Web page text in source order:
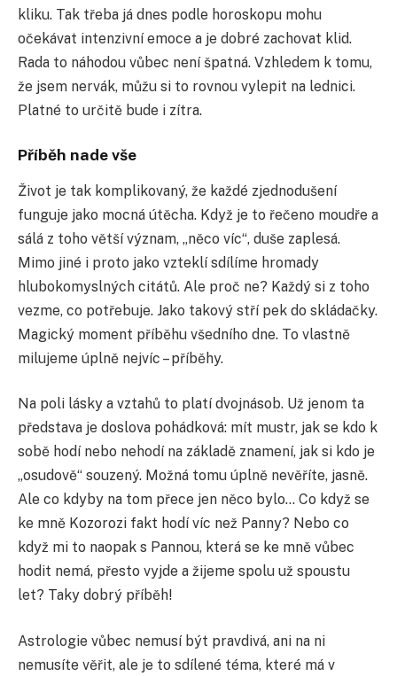
kliku. Tak třeba já dnes podle horoskopu mohu
očekávat intenzivní emoce a je dobré zachovat klid.
Rada to náhodou vůbec není špatná. Vzhledem k tomu,
že jsem nervák, můžu si to rovnou vylepit na lednici.
Platné to určitě bude i zítra.
Příběh nade vše
Život je tak komplikovaný, že každé zjednodušení
funguje jako mocná útěcha. Když je to řečeno moudře a
sálá z toho větší význam, „něco víc“, duše zaplesá.
Mimo jiné i proto jako vzteklí sdílíme hromady
hlubokomyslných citátů. Ale proč ne? Každý si z toho
vezme, co potřebuje. Jako takový stří pek do skládačky.
Magický moment příběhu všedního dne. To vlastně
milujeme úplně nejvíc – příběhy.
Na poli lásky a vztahů to platí dvojnásob. Už jenom ta
představa je doslova pohádková: mít mustr, jak se kdo k
sobě hodí nebo nehodí na základě znamení, jak si kdo je
„osudově“ souzený. Možná tomu úplně nevěříte, jasně.
Ale co kdyby na tom přece jen něco bylo… Co když se
ke mně Kozorozi fakt hodí víc než Panny? Nebo co
když mi to naopak s Pannou, která se ke mně vůbec
hodit nemá, přesto vyjde a žijeme spolu už spoustu
let? Taky dobrý příběh!
Astrologie vůbec nemusí být pravdivá, ani na ni
nemusíte věřit, ale je to sdílené téma, které má v